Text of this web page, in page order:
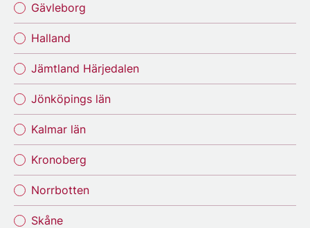
Gävleborg
Halland
Jämtland Härjedalen
Jönköpings län
Kalmar län
Kronoberg
Norrbotten
Skåne